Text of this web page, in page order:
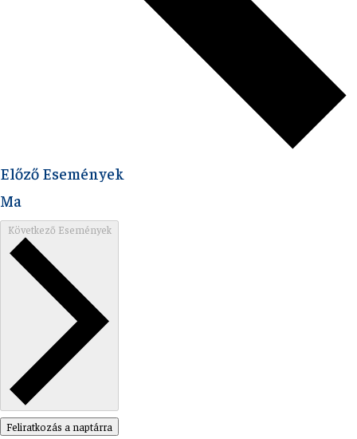
Előző Események
Ma
Következő Események
Feliratkozás a naptárra